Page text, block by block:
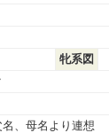
牝系図
、母名より連想